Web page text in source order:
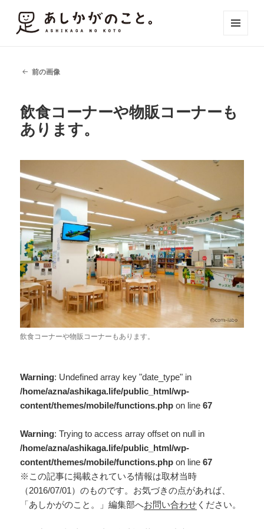
前の画像
飲食コーナーや物販コーナーも
あります。
飲食コーナーや物販コーナーもあります。
Warning: Undefined array key "date_type" in
/home/azna/ashikaga.life/public_html/wp-
content/themes/mobile/functions.php on line67
Warning: Trying to access array offset on null in
/home/azna/ashikaga.life/public_html/wp-
content/themes/mobile/functions.php on line67
※この記事に掲載されている情報は取材当時
（2016/07/01）のものです。お気づきの点があれば、
「あしかがのこと。」編集部へお問い合わせ ください。